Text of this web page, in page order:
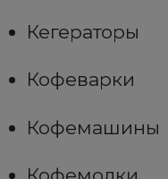
Кегераторы
Кофеварки
Кофемашины